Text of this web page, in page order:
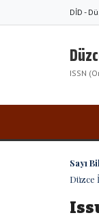
DİD -
ISSN
Sayı
Düzce